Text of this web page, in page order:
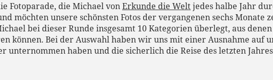
Fotoparade, die Michael vonErkunde die Weltjedes halbe Jahr
möchten unsere schönsten Fotos der vergangenen sechs Monate
bei dieser Runde insgesamt 10 Kategorien überlegt, aus
können. Bei der Auswahl haben wir uns mit einer Ausnahme auf
unternommen haben und die sicherlich die Reise des letzten